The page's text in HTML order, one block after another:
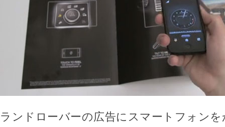
ランドローバーの広告にスマートフォン